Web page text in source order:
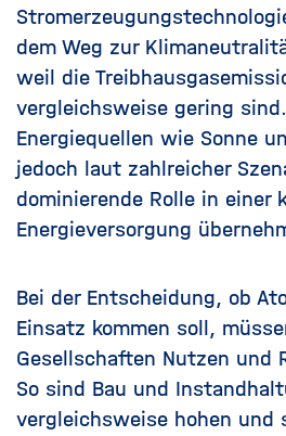
dem Weg zur
weil die
vergleichsweise gering
Energiequellen wie Sonne
jedoch laut zahlreicher
dominierende Rolle in einer
Energieversorgung
Bei der Entscheidung, ob
Einsatz kommen soll,
Gesellschaften Nutzen und
So sind Bau und
vergleichsweise hohen und